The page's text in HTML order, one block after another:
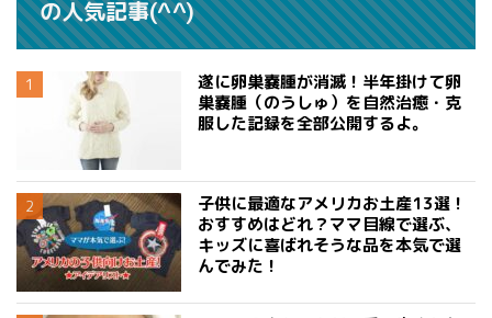
の人気記事(^^)
遂に卵巣嚢腫が消滅！半年掛けて卵
巣嚢腫（のうしゅ）を自然治癒・克
服した記録を全部公開するよ。
子供に最適なアメリカお土産13選！
おすすめはどれ？ママ目線で選ぶ、
キッズに喜ばれそうな品を本気で選
んでみた！